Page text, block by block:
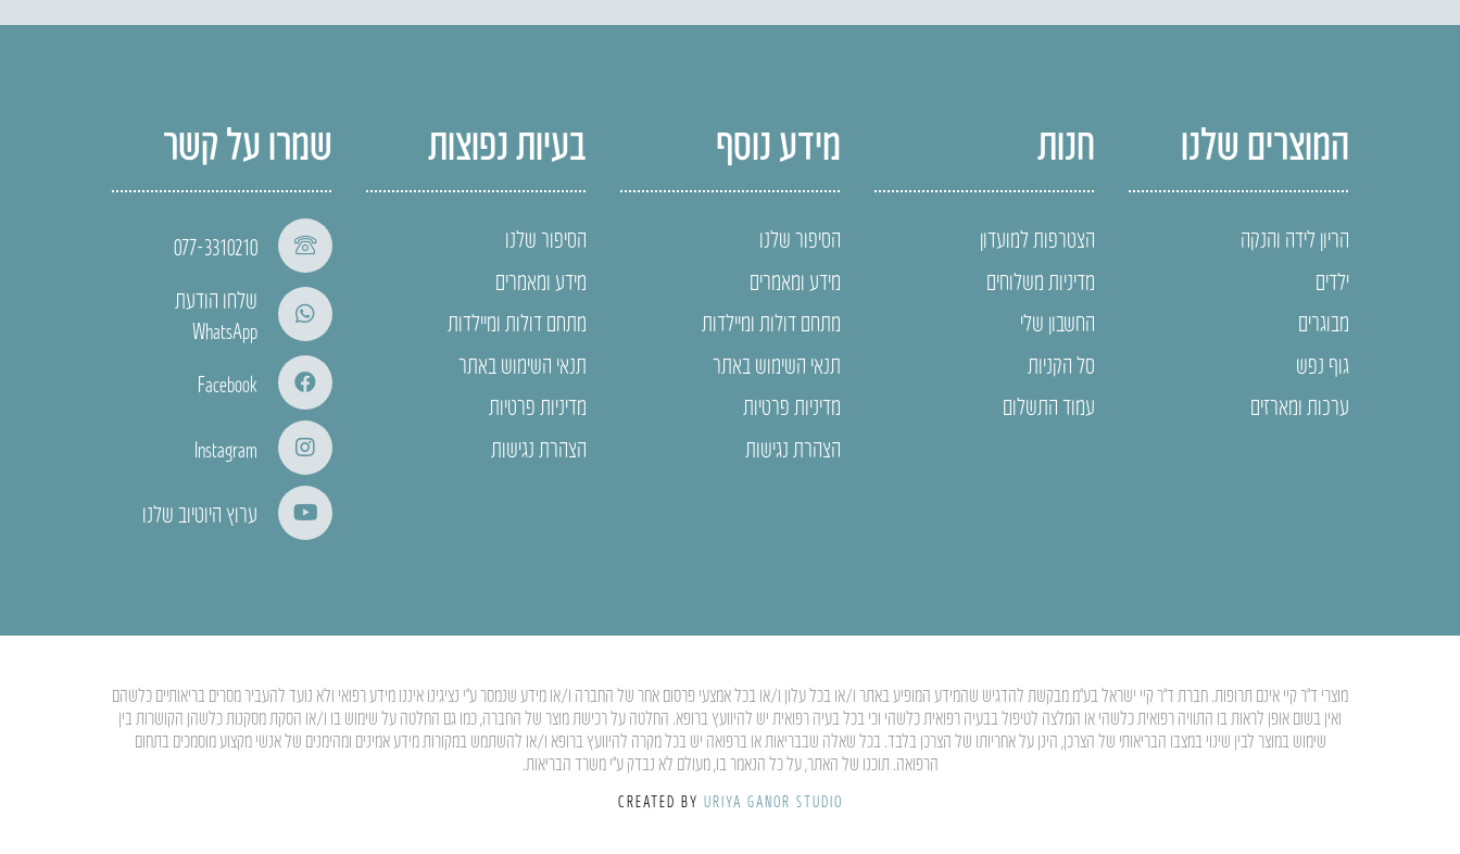
המוצרים שלנו
הריון לידה והנקה
ילדים
מבוגרים
גוף נפש
ערכות ומארזים
חנות
הצטרפות למועדון
מדיניות משלוחים
החשבון שלי
סל הקניות
עמוד התשלום
מידע נוסף
הסיפור שלנו
מידע ומאמרים
מתחם דולות ומיילדות
תנאי השימוש באתר
מדיניות פרטיות
הצהרת נגישות
בעיות נפוצות
הסיפור שלנו
מידע ומאמרים
מתחם דולות ומיילדות
תנאי השימוש באתר
מדיניות פרטיות
הצהרת נגישות
שמרו על קשר
077-3310210
שלחו הודעת
WhatsApp
Facebook
Instagram
ערוץ היוטיוב שלנו
מוצרי ד”ר קיי אינם תרופות. חברת ד”ר קיי ישראל בע”מ מבקשת להדגיש שהמידע המופיע באתר ו/או בכל עלון ו/או בכל אמצעי פרסום אחר של החברה ו/או מידע שנמסר ע”י נציגינו איננו מידע רפואי ולא נועד להעביר מסרים בריאותיים כלשהם
ואין בשום אופן לראות בו התוויה רפואית כלשהי או המלצה לטיפול בבעיה רפואית כלשהי וכי בכל בעיה רפואית יש להיוועץ ברופא. החלטה על רכישת מוצר של החברה, כמו גם החלטה על שימוש בו ו/או הסקת מסקנות כלשהן הקושרות בין
שימוש במוצר לבין שינוי במצבו הבריאותי של הצרכן, הינן על אחריותו של הצרכן בלבד. בכל שאלה שבבריאות או ברפואה יש בכל מקרה להיוועץ ברופא ו/או להשתמש במקורות מידע אמינים ומהימנים של אנשי מקצוע מוסמכים בתחום
הרפואה. תוכנו של האתר, על כל הנאמר בו, מעולם לא נבדק ע”י משרד הבריאות.
CREATED BY URIYA GANOR STUDIO